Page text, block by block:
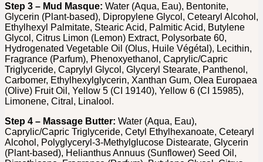
Step 3 – Mud Masque: Water (Aqua, Eau), Bentonite,
Glycerin (Plant-based), Dipropylene Glycol, Cetearyl Alcohol,
Ethylhexyl Palmitate, Stearic Acid, Palmitic Acid, Butylene
Glycol, Citrus Limon (Lemon) Extract, Polysorbate 60,
Hydrogenated Vegetable Oil (Olus, Huile Végétal), Lecithin,
Fragrance (Parfum), Phenoxyethanol, Caprylic/Capric
Triglyceride, Caprylyl Glycol, Glyceryl Stearate, Panthenol,
Carbomer, Ethylhexylglycerin, Xanthan Gum, Olea Europaea
(Olive) Fruit Oil, Yellow 5 (CI 19140), Yellow 6 (CI 15985),
Limonene, Citral, Linalool.
Step 4 – Massage Butter: Water (Aqua, Eau),
Caprylic/Capric Triglyceride, Cetyl Ethylhexanoate, Cetearyl
Alcohol, Polyglyceryl-3-Methylglucose Distearate, Glycerin
(Plant-based), Helianthus Annuus (Sunflower) Seed Oil,